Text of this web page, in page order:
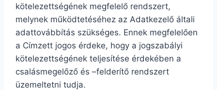
kötelezettségének megfelelő rendszert,
melynek működtetéséhez az Adatkezelő általi
adattovábbítás szükséges. Ennek megfelelően
a Címzett jogos érdeke, hogy a jogszabályi
kötelezettségének teljesítése érdekében a
csalásmegelőző és –felderítő rendszert
üzemeltetni tudja.